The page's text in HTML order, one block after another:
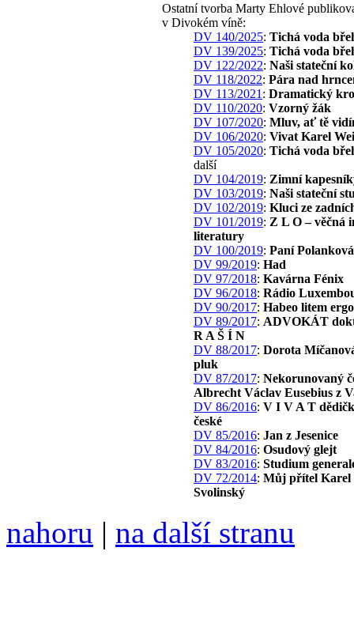
Ostatní tvorba Marty Ehlové
v Divokém víně:
DV 140/2025: Tichá voda
DV 139/2025: Tichá voda
DV 122/2022: Naši stateční
DV 118/2022: Pára nad
DV 113/2021 : Dramatický
DV 110/2020: Vzorný žák
DV 107/2020: Mluv, ať tě
DV 106/2020: Vivat Karel
DV 105/2020: Tichá voda
další
DV 104/2019: Zimní
DV 103/2019: Naši stateční
DV 102/2019: Kluci ze
DV 101/2019: Z L O – věčná
literatury
DV 100/2019: Paní Polanková
DV 99/2019: Had
DV 97/2018: Kavárna Fénix
DV 96/2018: Rádio
DV 90/2017: Habeo litem
DV 89/2017: ADVOKÁT
R A Š Í N
DV 88/2017: Dorota
pluk
DV 87/2017: Nekorunovaný
Albrecht Václav Eusebius z
DV 86/2016: V I V A T
české
DV 85/2016: Jan z Jesenice
DV 84/2016: Osudový glejt
DV 83/2016: Studium
DV 72/2014: Můj přítel Karel
Svolinský
nahoru | na další stranu